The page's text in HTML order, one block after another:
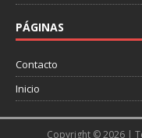
PÁGINAS
Contacto
Inicio
Copyright © 2026 |